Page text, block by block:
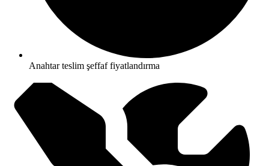
Anahtar teslim şeffaf fiyatlandırma